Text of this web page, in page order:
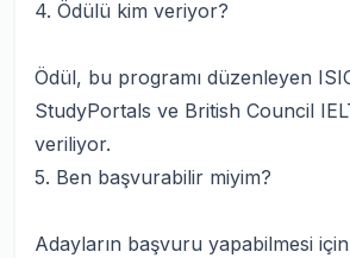
4. Ödülü kim veriyor?
Ödül, bu programı düzenleyen
StudyPortals ve British Council
veriliyor.
5. Ben başvurabilir miyim?
Adayların başvuru yapabilmesi